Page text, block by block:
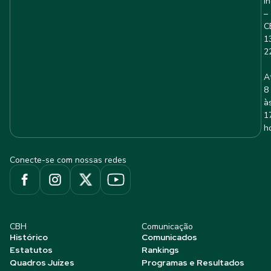
–
8
Conecte-se com nossas redes
CBH
Histórico
Estatutos
Quadros Juízes
Comunicação
Comunicados
Rankings
Programas e Resultados